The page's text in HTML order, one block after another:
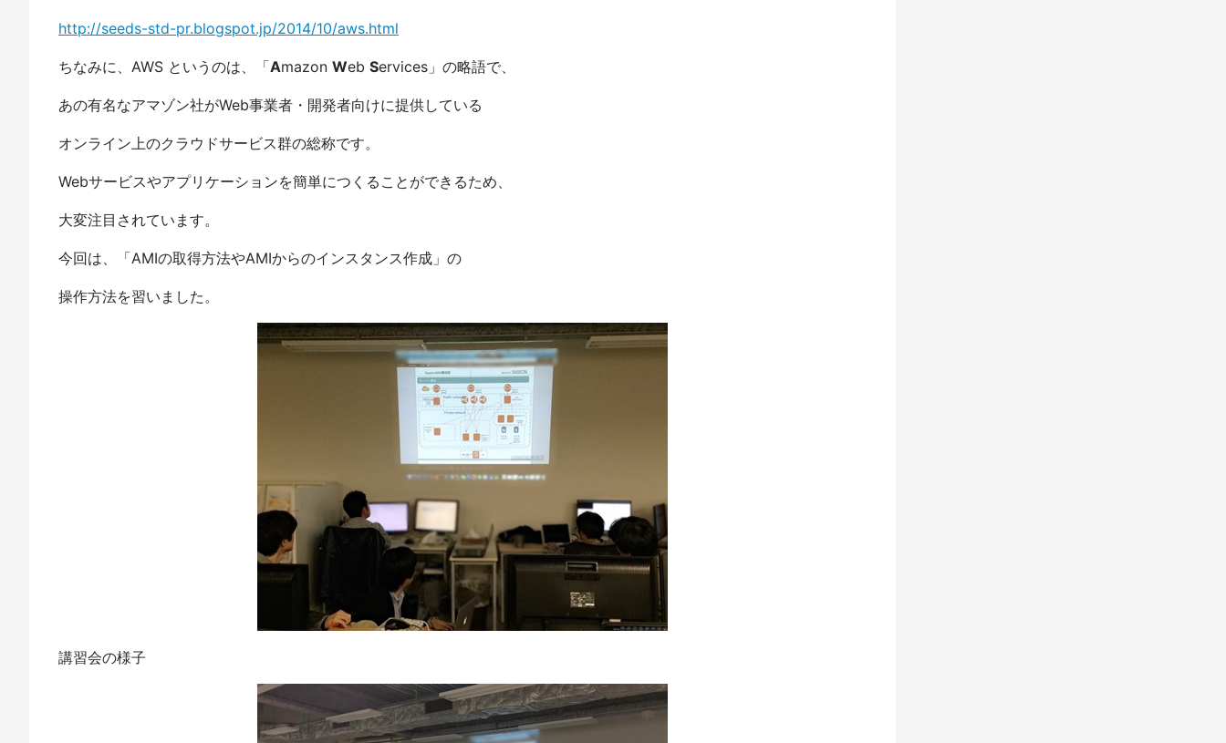
http://seeds-std-pr.blogspot.jp/2014/10/aws.html
ちなみに、AWS というのは、「Amazon Web Services」の略語で、
あの有名なアマゾン社がWeb事業者・開発者向けに提供している
オンライン上のクラウドサービス群の総称です。
Webサービスやアプリケーションを簡単につくることができるため、
大変注目されています。
今回は、「AMIの取得方法やAMIからのインスタンス作成」の
操作方法を習いました。
講習会の様子